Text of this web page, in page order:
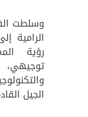
وسلطت
الرامية
الجيل